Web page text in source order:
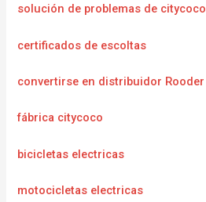
solución de problemas de citycoco
certificados de escoltas
convertirse en distribuidor Rooder
fábrica citycoco
bicicletas electricas
motocicletas electricas